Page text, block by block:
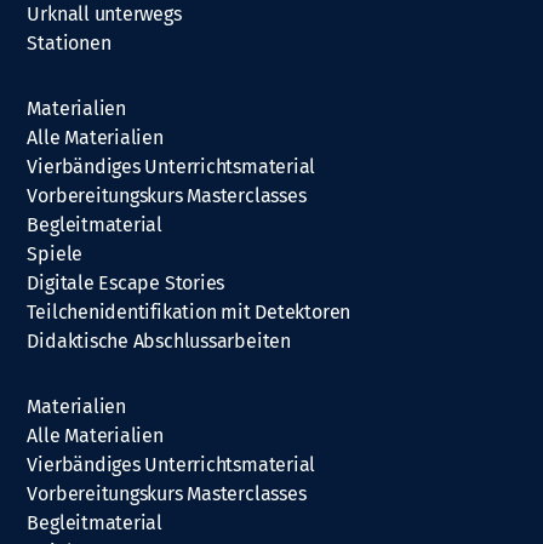
Urknall unterwegs
Stationen
Materialien
Alle Materialien
Vierbändiges Unterrichtsmaterial
Vorbereitungskurs Masterclasses
Begleitmaterial
Spiele
Digitale Escape Stories
Teilchenidentifikation mit Detektoren
Didaktische Abschlussarbeiten
Materialien
Alle Materialien
Vierbändiges Unterrichtsmaterial
Vorbereitungskurs Masterclasses
Begleitmaterial